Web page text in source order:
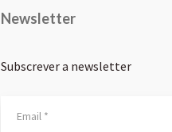
Newsletter
Subscrever a newsletter